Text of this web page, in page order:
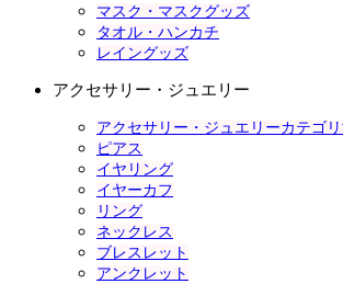
マスク・マスクグッズ
タオル・ハンカチ
レイングッズ
アクセサリー・ジュエリー
アクセサリー・ジュエリーカテゴ
ピアス
イヤリング
イヤーカフ
リング
ネックレス
ブレスレット
アンクレット